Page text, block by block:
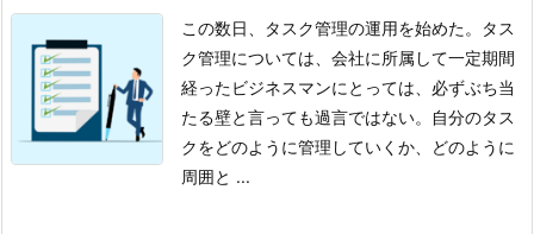
この数日、タスク管理の運用を始めた。
タス
ク管理については、会社に所属して一定期間
経ったビジネスマンにとっては、必ずぶち当
たる壁と言っても過言ではない。
自分のタス
クをどのように管理していくか、どのように
周囲と ...